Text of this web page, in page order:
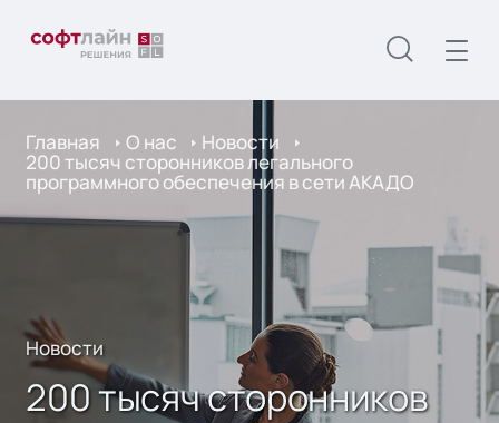
Главная О нас Новости
200 тысяч сторонников легального
программного обеспечения в сети АКАДО
Новости
200 тысяч сторонников